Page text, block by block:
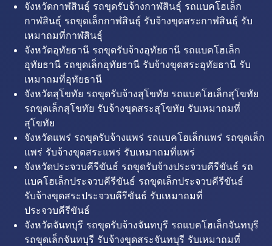
จังหวัดกาฬสินธุ์ รถขุดรับจ้างกาฬสินธุ์ รถแบคโฮเล็ก
กาฬสินธุ์ รถขุดเล็กกาฬสินธุ์ รับจ้างขุดสระกาฬสินธุ์ รับ
เหมาถมที่กาฬสินธุ์
จังหวัดอุทัยธานี รถขุดรับจ้างอุทัยธานี รถแบคโฮเล็ก
อุทัยธานี รถขุดเล็กอุทัยธานี รับจ้างขุดสระอุทัยธานี รับ
เหมาถมที่อุทัยธานี
จังหวัดสุโขทัย รถขุดรับจ้างสุโขทัย รถแบคโฮเล็กสุโขทัย
รถขุดเล็กสุโขทัย รับจ้างขุดสระสุโขทัย รับเหมาถมที่
สุโขทัย
จังหวัดแพร่ รถขุดรับจ้างแพร่ รถแบคโฮเล็กแพร่ รถขุดเล็ก
แพร่ รับจ้างขุดสระแพร่ รับเหมาถมที่แพร่
จังหวัดประจวบคีรีขันธ์ รถขุดรับจ้างประจวบคีรีขันธ์ รถ
แบคโฮเล็กประจวบคีรีขันธ์ รถขุดเล็กประจวบคีรีขันธ์
รับจ้างขุดสระประจวบคีรีขันธ์ รับเหมาถมที่
ประจวบคีรีขันธ์
จังหวัดจันทบุรี รถขุดรับจ้างจันทบุรี รถแบคโฮเล็กจันทบุรี
รถขุดเล็กจันทบุรี รับจ้างขุดสระจันทบุรี รับเหมาถมที่